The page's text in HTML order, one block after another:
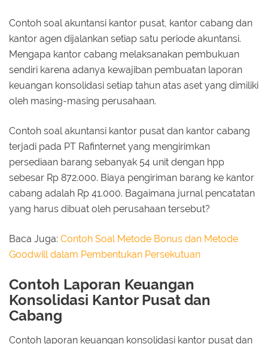
Contoh soal akuntansi kantor pusat, kantor cabang dan
kantor agen dijalankan setiap satu periode akuntansi.
Mengapa kantor cabang melaksanakan pembukuan
sendiri karena adanya kewajiban pembuatan laporan
keuangan konsolidasi setiap tahun atas aset yang dimiliki
oleh masing-masing perusahaan.
Contoh soal akuntansi kantor pusat dan kantor cabang
terjadi pada PT Rafinternet yang mengirimkan
persediaan barang sebanyak 54 unit dengan hpp
sebesar Rp 872.000. Biaya pengiriman barang ke kantor
cabang adalah Rp 41.000. Bagaimana jurnal pencatatan
yang harus dibuat oleh perusahaan tersebut?
Baca Juga: Contoh Soal Metode Bonus dan Metode
Goodwill dalam Pembentukan Persekutuan
Contoh Laporan Keuangan
Konsolidasi Kantor Pusat dan
Cabang
Contoh laporan keuangan konsolidasi kantor pusat dan